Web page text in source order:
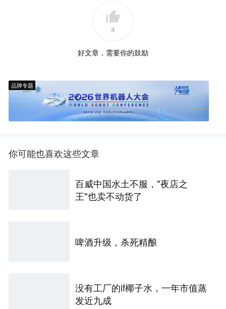
4
好文章，需要你的鼓励
品牌专题
你可能也喜欢这些文章
百威中国水土不服，"夜店之
王"也卖不动货了
啤酒升级，杀死精酿
没有工厂的if椰子水，一年市值蒸
发近九成